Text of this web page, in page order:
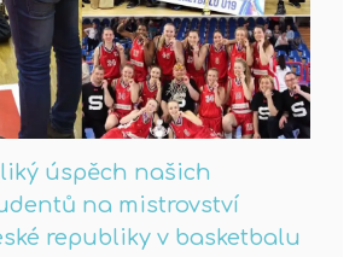
úspěch našich
na mistrovství
republiky v basketbalu